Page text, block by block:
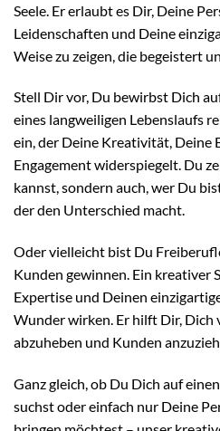
Seele. Er erlaubt es Dir, Deine
Leidenschaften und Deine
Weise zu zeigen, die begeistert
Stell Dir vor, Du bewirbst Dich
eines langweiligen Lebenslaufs
ein, der Deine Kreativität, Deine
Engagement widerspiegelt. Du
kannst, sondern auch, wer Du
der den Unterschied macht.
Oder vielleicht bist Du
Kunden gewinnen. Ein kreativer
Expertise und Deinen
Wunder wirken. Er hilft Dir, Dich
abzuheben und Kunden
Ganz gleich, ob Du Dich auf
suchst oder einfach nur Deine